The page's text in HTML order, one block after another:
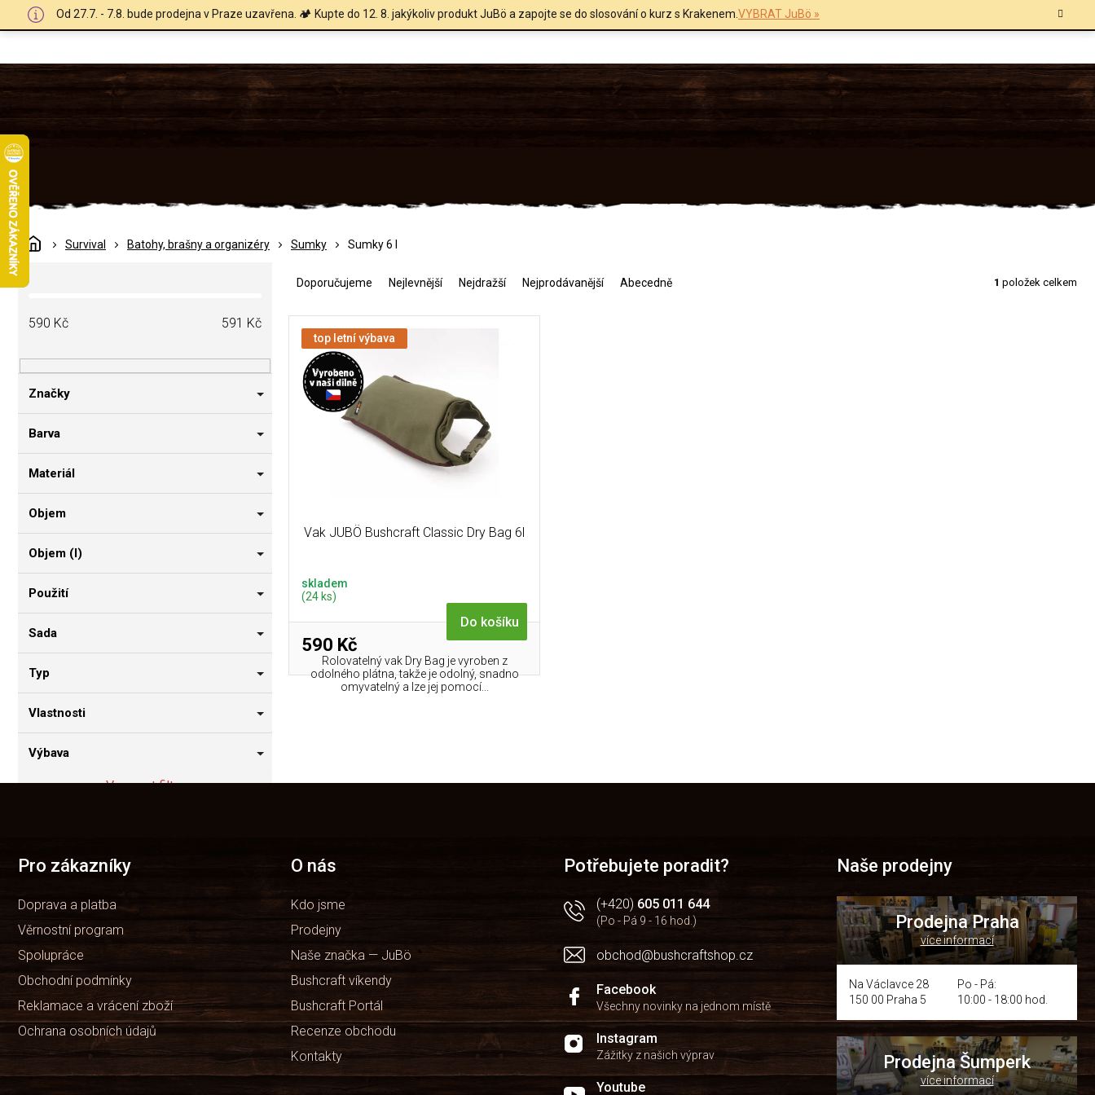
Od 27.7. - 7.8. bude prodejna v Praze uzavřena. 🏕️ Kupte do 12. 8. jakýkoliv produkt JuBö a zapojte se do slosování o kurz s Krakenem.VYBRAT JuBö »
DomůSurvival Batohy, brašny a organizéry Sumky Sumky 6 l
P
o
a
n
í
a
590 Kč 591 Kč
Značky
Barva
Materiál
Objem
Objem (l)
Použití
Sada
Typ
Vlastnosti
Výbava
Vymazat filtry
e
Doporučujeme Nejlevnější Nejdražší Nejprodávanější Abecedně 1 položek celkem
top letní výbava
Vak JUBÖ Bushcraft Classic Dry Bag 6l
skladem
(24 ks)
590 Kč
Do košíku
Rolovatelný vak Dry Bag je vyroben z
odolného plátna, takže je odolný, snadno
omyvatelný a lze jej pomocí...
d
r
v
y
v
p
i
u
Pro zákazníky
Doprava a platba
Věrnostní program
Spolupráce
Obchodní podmínky
Reklamace a vrácení zboží
Ochrana osobních údajů
O nás
Kdo jsme
Prodejny
Naše značka — JuBö
Bushcraft víkendy
Bushcraft Portál
Recenze obchodu
Kontakty
Potřebujete poradit?
(+420) 605 011 644
(Po - Pá 9 - 16 hod.)
obchod@bushcraftshop.cz
Facebook
Všechny novinky na jednom místě
Instagram
Zážitky z našich výprav
Youtube
Naše prodejny
Prodejna Praha
více informací
Na Václavce 28
150 00 Praha 5
Po - Pá:
10:00 - 18:00 hod.
Prodejna Šumperk
více informací